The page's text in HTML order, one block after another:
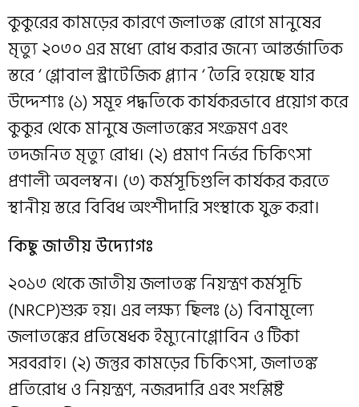
কুকুরের কামড়ের কারণে জলাতঙ্ক রোগে মানুষের
মৃত্যু ২০৩০ এর মধ্যে রোধ করার জন্যে আন্তর্জাতিক
স্তরে ‘ গ্লোবাল স্ট্রাটেজিক প্ল্যান ‘ তৈরি হয়েছে যার
উদ্দেশ্যঃ (১) সমূহ পদ্ধতিকে কার্যকরভাবে প্রয়োগ করে
কুকুর থেকে মানুষে জলাতঙ্কের সংক্রমণ এবং
তদজনিত মৃত্যু রোধ। (২) প্রমাণ নির্ভর চিকিৎসা
প্রণালী অবলম্বন। (৩) কর্মসূচিগুলি কার্যকর করতে
স্থানীয় স্তরে বিবিধ অংশীদারি সংস্থাকে যুক্ত করা।
কিছু জাতীয় উদ্যোগঃ
২০১৩ থেকে জাতীয় জলাতঙ্ক নিয়ন্ত্রণ কর্মসূচি
(NRCP)শুরু হয়। এর লক্ষ্য ছিলঃ (১) বিনামূল্যে
জলাতঙ্কের প্রতিষেধক ইম্যুনোগ্লোবিন ও টিকা
সরবরাহ। (২) জন্তুর কামড়ের চিকিৎসা, জলাতঙ্ক
প্রতিরোধ ও নিয়ন্ত্রণ, নজরদারি এবং সংশ্লিষ্ট